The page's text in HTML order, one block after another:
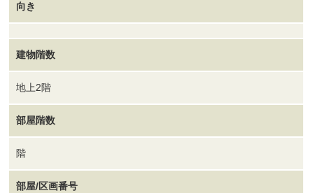
向き
建物階数
地上2階
部屋階数
階
部屋/区画番号